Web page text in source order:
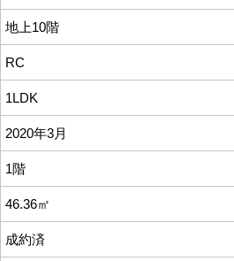
地上10階
RC
1LDK
2020年3月
1階
46.36㎡
成約済